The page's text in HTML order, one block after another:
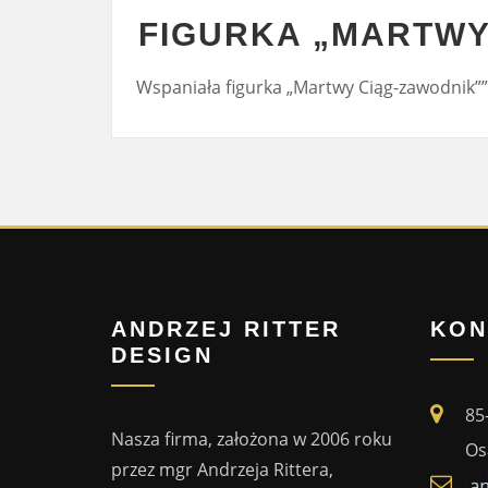
FIGURKA
Wspaniała figurka „Martwy Ciąg-
ANDRZEJ RITTER
DESIGN
Nasza firma, założona w 2006 roku
przez mgr Andrzeja Rittera,